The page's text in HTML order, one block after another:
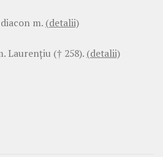
m. (detalii)
Laurenţiu († 258). (detalii)